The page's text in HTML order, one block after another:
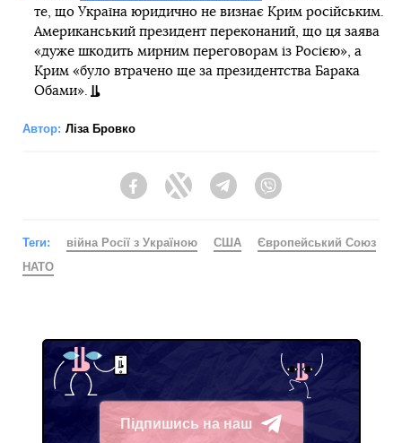
те, що Україна юридично не визнає Крим російським.
Американський президент переконаний, що ця заява
«дуже шкодить мирним переговорам із Росією», а
Крим «було втрачено ще за президентства Барака
Обами».
Автор: Ліза Бровко
FacebookTwitter Telegram
Теги: війна Росії з Україною США
Європейський Союз
НАТО
Підпишись на наш
Telegram